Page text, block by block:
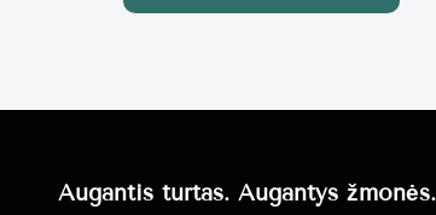
Augantis turtas. Augantys žmonės.